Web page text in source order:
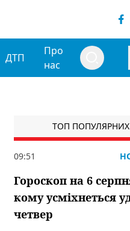
ДТП
Про
нас
ТОП
09:51
Гороскоп на 6
кому усміхнеться
четвер